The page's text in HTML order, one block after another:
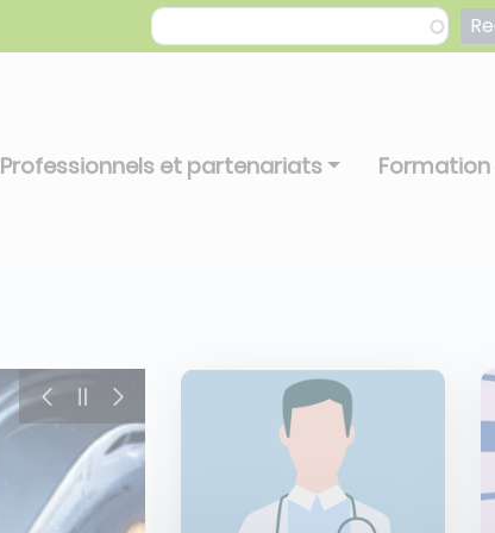
Professionnels et partenariats Formation
PreviousPauseSuivantview